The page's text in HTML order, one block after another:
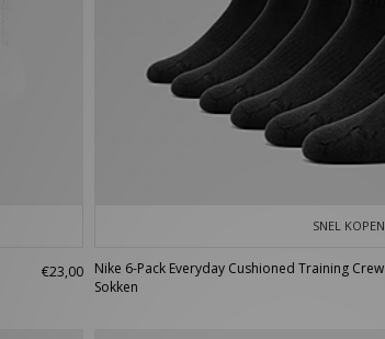
€23,00
SNEL KOPEN
Nike 6-Pack Everyday Cushioned Training Crew
Sokken